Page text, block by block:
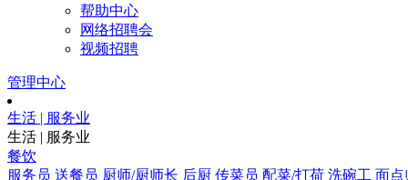
帮助中心
网络招聘会
视频招聘
管理中心
生活 | 服务业
生活 | 服务业
餐饮
服务员 送餐员 厨师/厨师长 后厨 传菜员 配菜/打荷 洗碗工 面点